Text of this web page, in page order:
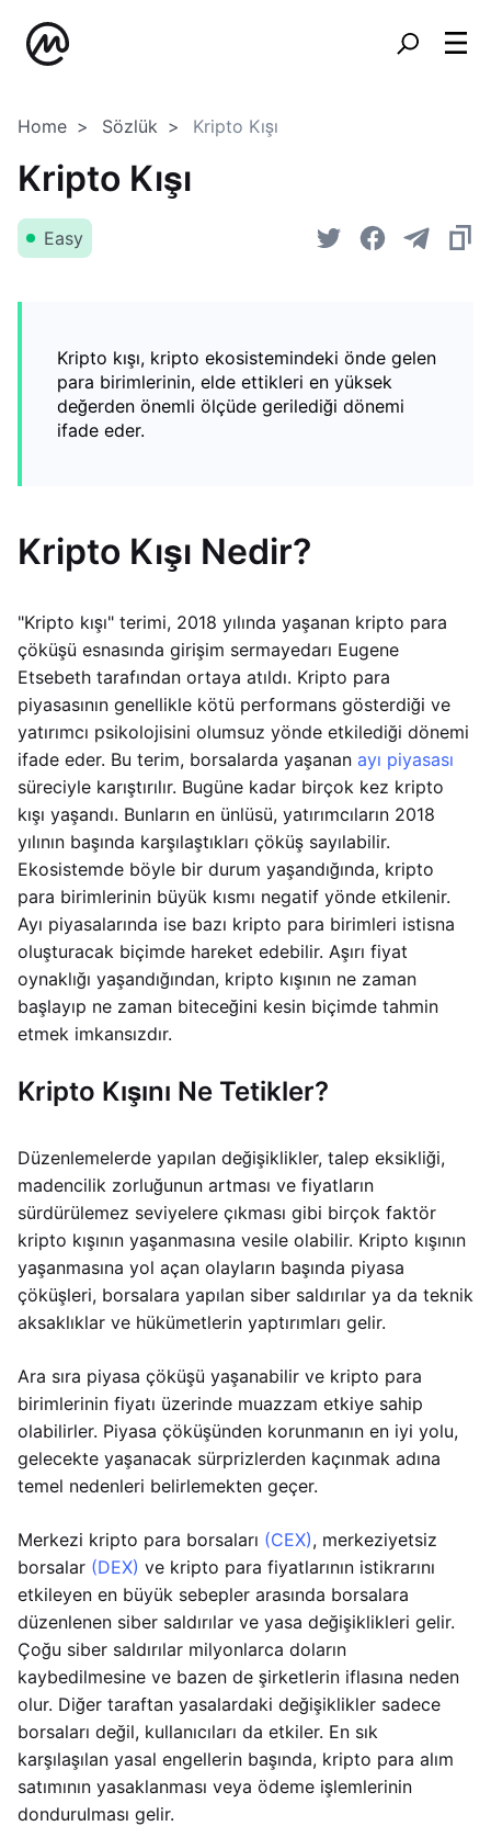
Home Sözlük Kripto Kışı
Kripto Kışı
Easy
Kripto kışı, kripto ekosistemindeki önde gelen
para birimlerinin, elde ettikleri en yüksek
değerden önemli ölçüde gerilediği dönemi
ifade eder.
Kripto Kışı Nedir?
"Kripto kışı" terimi, 2018 yılında yaşanan kripto para
çöküşü esnasında girişim sermayedarı Eugene
Etsebeth tarafından ortaya atıldı. Kripto para
piyasasının genellikle kötü performans gösterdiği ve
yatırımcı psikolojisini olumsuz yönde etkilediği dönemi
ifade eder. Bu terim, borsalarda yaşanan ayı piyasası
süreciyle karıştırılır. Bugüne kadar birçok kez kripto
kışı yaşandı. Bunların en ünlüsü, yatırımcıların 2018
yılının başında karşılaştıkları çöküş sayılabilir.
Ekosistemde böyle bir durum yaşandığında, kripto
para birimlerinin büyük kısmı negatif yönde etkilenir.
Ayı piyasalarında ise bazı kripto para birimleri istisna
oluşturacak biçimde hareket edebilir. Aşırı fiyat
oynaklığı yaşandığından, kripto kışının ne zaman
başlayıp ne zaman biteceğini kesin biçimde tahmin
etmek imkansızdır.
Kripto Kışını Ne Tetikler?
Düzenlemelerde yapılan değişiklikler, talep eksikliği,
madencilik zorluğunun artması ve fiyatların
sürdürülemez seviyelere çıkması gibi birçok faktör
kripto kışının yaşanmasına vesile olabilir. Kripto kışının
yaşanmasına yol açan olayların başında piyasa
çöküşleri, borsalara yapılan siber saldırılar ya da teknik
aksaklıklar ve hükümetlerin yaptırımları gelir.
Ara sıra piyasa çöküşü yaşanabilir ve kripto para
birimlerinin fiyatı üzerinde muazzam etkiye sahip
olabilirler. Piyasa çöküşünden korunmanın en iyi yolu,
gelecekte yaşanacak sürprizlerden kaçınmak adına
temel nedenleri belirlemekten geçer.
Merkezi kripto para borsaları (CEX), merkeziyetsiz
borsalar (DEX) ve kripto para fiyatlarının istikrarını
etkileyen en büyük sebepler arasında borsalara
düzenlenen siber saldırılar ve yasa değişiklikleri gelir.
Çoğu siber saldırılar milyonlarca doların
kaybedilmesine ve bazen de şirketlerin iflasına neden
olur. Diğer taraftan yasalardaki değişiklikler sadece
borsaları değil, kullanıcıları da etkiler. En sık
karşılaşılan yasal engellerin başında, kripto para alım
satımının yasaklanması veya ödeme işlemlerinin
dondurulması gelir.